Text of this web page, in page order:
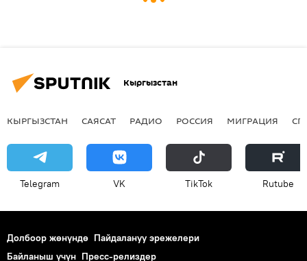
Кыргызстан
КЫРГЫЗСТАН САЯСАТ РАДИО РОССИЯ МИГРАЦИЯ
Telegram VK ТikТоk Rutube
Долбоор жөнүндө Пайдалануу эрежелери
Байланыш үчүн Пресс-релиздер